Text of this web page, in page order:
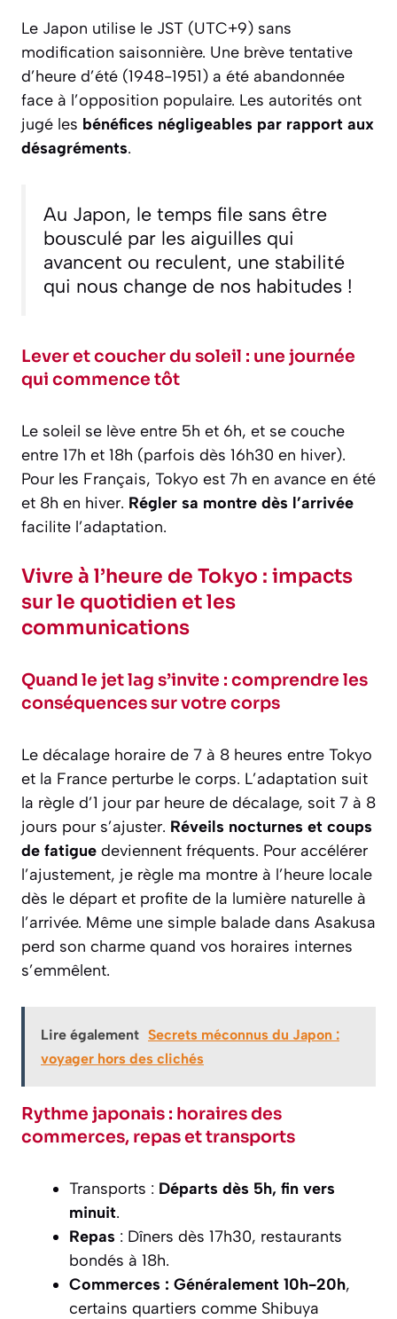
Le Japon utilise le JST (UTC+9) sans
modification saisonnière. Une brève tentative
d’heure d’été (1948-1951) a été abandonnée
face à l’opposition populaire. Les autorités ont
jugé les bénéfices négligeables par rapport aux
désagréments.
Au Japon, le temps file sans être
bousculé par les aiguilles qui
avancent ou reculent, une stabilité
qui nous change de nos habitudes !
Lever et coucher du soleil : une journée
qui commence tôt
Le soleil se lève entre 5h et 6h, et se couche
entre 17h et 18h (parfois dès 16h30 en hiver).
Pour les Français, Tokyo est 7h en avance en été
et 8h en hiver. Régler sa montre dès l’arrivée
facilite l’adaptation.
Vivre à l’heure de Tokyo : impacts
sur le quotidien et les
communications
Quand le jet lag s’invite : comprendre les
conséquences sur votre corps
Le décalage horaire de 7 à 8 heures entre Tokyo
et la France perturbe le corps. L’adaptation suit
la règle d’1 jour par heure de décalage, soit 7 à 8
jours pour s’ajuster. Réveils nocturnes et coups
de fatigue deviennent fréquents. Pour accélérer
l’ajustement, je règle ma montre à l’heure locale
dès le départ et profite de la lumière naturelle à
l’arrivée. Même une simple balade dans Asakusa
perd son charme quand vos horaires internes
s’emmêlent.
Lire également Secrets méconnus du Japon :
voyager hors des clichés
Rythme japonais : horaires des
commerces, repas et transports
Transports : Départs dès 5h, fin vers
minuit.
Repas : Dîners dès 17h30, restaurants
bondés à 18h.
Commerces : Généralement 10h-20h,
certains quartiers comme Shibuya